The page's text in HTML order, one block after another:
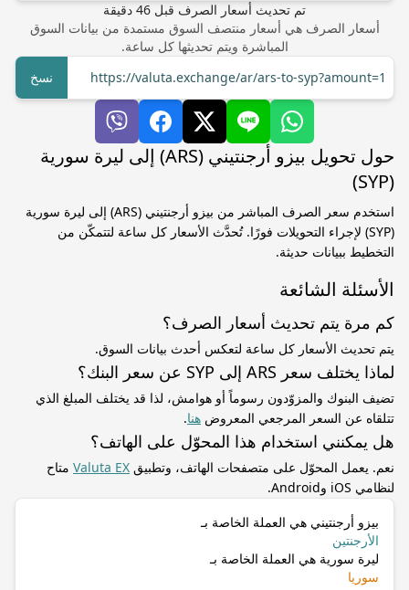
تم تحديث أسعار الصرف قبل 46 دقيقة
أسعار الصرف هي أسعار منتصف السوق مستمدة من بيانات السوق
المباشرة ويتم تحديثها كل ساعة.
https://valuta.exchange/ar/ars-to-syp?amount=1
نسخ
حول تحويل بيزو أرجنتيني (ARS) إلى ليرة سورية
(SYP)
استخدم سعر الصرف المباشر من بيزو أرجنتيني (ARS) إلى ليرة سورية
(SYP) لإجراء التحويلات فورًا. تُحدَّث الأسعار كل ساعة لتتمكّن من
التخطيط ببيانات حديثة.
الأسئلة الشائعة
كم مرة يتم تحديث أسعار الصرف؟
يتم تحديث الأسعار كل ساعة لتعكس أحدث بيانات السوق.
لماذا يختلف سعر ARS إلى SYP عن سعر البنك؟
تضيف البنوك والمزوّدون رسوماً أو هوامش، لذا قد يختلف المبلغ الذي
تتلقاه عن السعر المرجعي المعروض هنا.
هل يمكنني استخدام هذا المحوّل على الهاتف؟
نعم. يعمل المحوّل على متصفحات الهاتف، وتطبيق Valuta EX متاح
لنظامي iOS وAndroid.
بيزو أرجنتيني هي العملة الخاصة بـ
الأرجنتين
ليرة سورية هي العملة الخاصة بـ
سوريا